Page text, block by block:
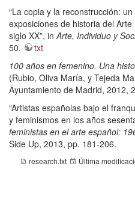
“La copia y la reconstrucción:
exposiciones de historia del
siglo XX”, inArte, Individuo y
50.
txt
100 años en femenino. Una
(Rubio, Oliva María, y Tejeda
Ayuntamiento de Madrid, 2012,
“Artistas españolas bajo el
y feminismos en los años
feministas en el arte español:
Side Up, 2013, pp. 181-206.
research.txt Última